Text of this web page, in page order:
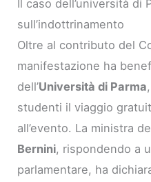
Il caso dell’università di
sull’indottrinamento
Oltre al contributo del
manifestazione ha
dell’Università di Parma
studenti il viaggio
all’evento. La ministra
Bernini, rispondendo a
parlamentare, ha